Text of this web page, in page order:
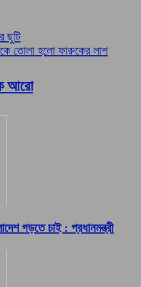
ছুটি
তোলা হলো ফারুকের লাশ
আরো
গড়তে চাই : প্রধানমন্ত্রী